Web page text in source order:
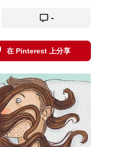
-
在 Pinterest 上分享